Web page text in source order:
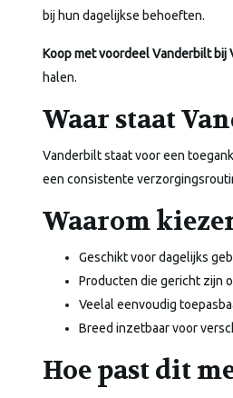
bij hun dagelijkse behoeften.
Koop met voordeel Vanderbilt bij
halen.
Waar staat
Vanderbilt staat voor een
een consistente
Waarom
Geschikt voor dagelijks
Producten die gericht zijn
Veelal eenvoudig
Breed inzetbaar voor
Hoe past dit